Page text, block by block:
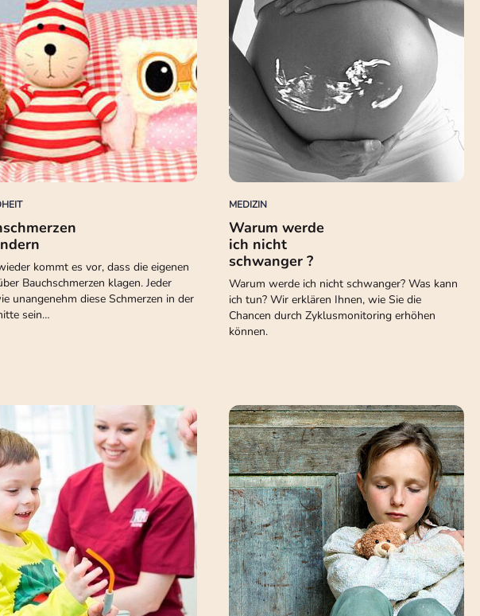
kommt es vor, dass die eigenen
Bauchschmerzen klagen. Jeder
unangenehm diese Schmerzen in der
sein…
MEDIZIN
Warum werde
ich nicht
schwanger ?
Warum werde ich nicht schwanger? Was kann
ich tun? Wir erklären Ihnen, wie Sie die
Chancen durch Zyklusmonitoring erhöhen
können.